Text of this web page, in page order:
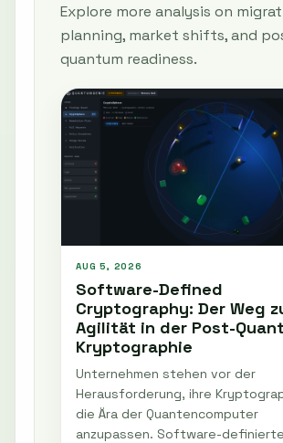
Explore more analysis on
planning, market shifts, and
quantum readiness.
AUG 5, 2026
Software-Defined
Cryptography: Der Weg
Agilität in der Post-
Kryptographie
Unternehmen stehen vor der
Herausforderung, ihre
die Ära der Quantencomputer
anzupassen. Software-definierte